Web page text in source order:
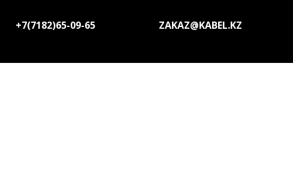
+7(7182)65-09-65 ZAKAZ@KABEL.KZ